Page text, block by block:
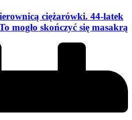
ciężarówki. 44-latek
mogło skończyć się masakrą